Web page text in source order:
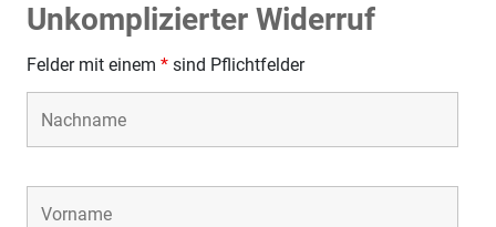
Unkomplizierter Widerruf
Felder mit einem * sind Pflichtfelder